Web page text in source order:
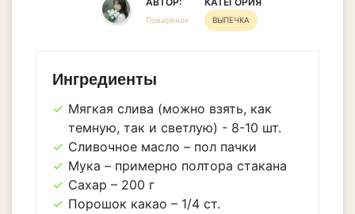
Поварёнок ВЫПЕЧКА
Ингредиенты
Мягкая слива (можно взять, как
темную, так и светлую) - 8-10 шт.
Сливочное масло – пол пачки
Мука – примерно полтора стакана
Сахар – 200 г
Порошок какао – 1/4 ст.